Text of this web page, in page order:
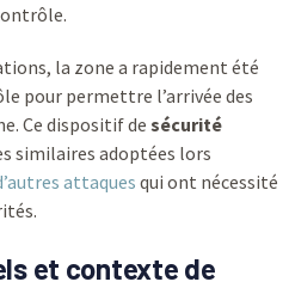
la zone a rapidement été
pour permettre l’arrivée des
Ce dispositif de sécurité
similaires adoptées lors
attaquesqui ont nécessité
et contexte de